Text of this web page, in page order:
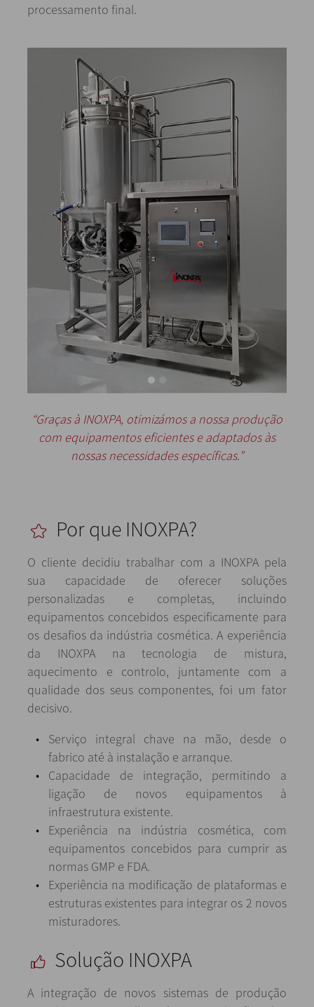
processamento final.
“Graças à INOXPA, otimizámos a nossa produção
com equipamentos eficientes e adaptados às
nossas necessidades específicas.”
Por que INOXPA?
O cliente decidiu trabalhar com a INOXPA pela
sua capacidade de oferecer soluções
personalizadas e completas, incluindo
equipamentos concebidos especificamente para
os desafios da indústria cosmética. A experiência
da INOXPA na tecnologia de mistura,
aquecimento e controlo, juntamente com a
qualidade dos seus componentes, foi um fator
decisivo.
Serviço integral chave na mão, desde o
fabrico até à instalação e arranque.
Capacidade de integração, permitindo a
ligação de novos equipamentos à
infraestrutura existente.
Experiência na indústria cosmética, com
equipamentos concebidos para cumprir as
normas GMP e FDA.
Experiência na modificação de plataformas e
estruturas existentes para integrar os 2 novos
misturadores.
Solução INOXPA
A integração de novos sistemas de produção